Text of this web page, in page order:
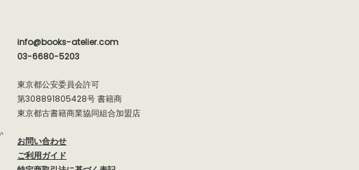
info@books-atelier.com
03-6680-5203
東京都公安委員会許可
第308891805428号 書籍商
東京都古書籍商業協同組合加盟店
お問い合わせ
ご利用ガイド